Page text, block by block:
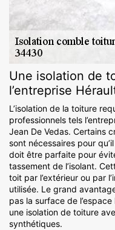
Une isolation de
l’entreprise
L’isolation de la toiture
professionnels tels
Jean De Vedas. Certains
sont nécessaires pour
doit être parfaite pour
tassement de l’isolant.
toit par l’extérieur ou par
utilisée. Le grand
pas la surface de
une isolation de toiture
synthétiques.